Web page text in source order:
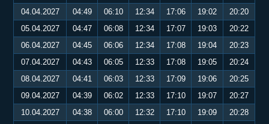
04.04.2027
04:49 06:10 12:34 17:06 19:02
20:20
05.04.2027
04:47 06:08 12:34 17:07 19:03
20:22
06.04.2027
04:45 06:06 12:34 17:08 19:04
20:23
07.04.2027
04:43 06:05 12:33 17:08 19:05
20:24
08.04.2027
04:41 06:03 12:33 17:09 19:06
20:25
09.04.2027
04:39 06:02 12:33 17:10 19:07
20:27
10.04.2027
04:38 06:00 12:32 17:10 19:09 20:28